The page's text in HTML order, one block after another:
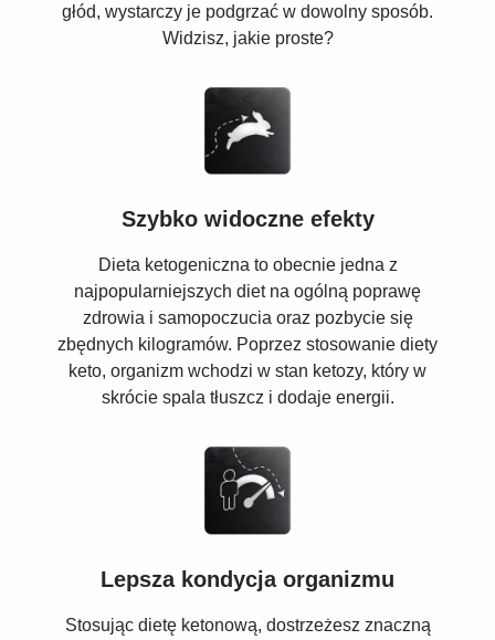
głód, wystarczy je podgrzać w dowolny sposób.
Widzisz, jakie proste?
Szybko widoczne efekty
Dieta ketogeniczna to obecnie jedna z
najpopularniejszych diet na ogólną poprawę
zdrowia i samopoczucia oraz pozbycie się
zbędnych kilogramów. Poprzez stosowanie diety
keto, organizm wchodzi w stan ketozy, który w
skrócie spala tłuszcz i dodaje energii.
Lepsza kondycja organizmu
Stosując dietę ketonową, dostrzeżesz znaczną